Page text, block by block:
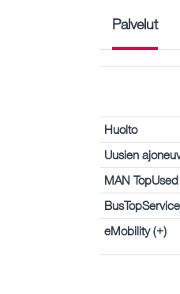
Palvelut
Huolto
Uusien
MAN TopUsed
BusTopService
eMobility (+)